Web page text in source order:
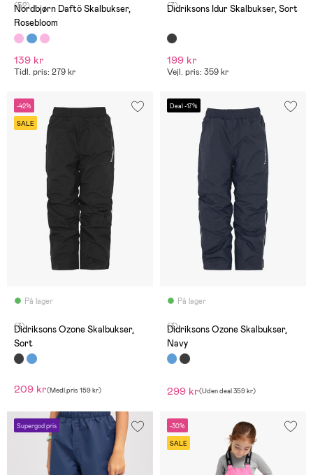
(52)
Nordbjørn Daftö Skalbukser,
Rosebloom
139 kr
Tidl. pris: 279 kr
(7)
Didriksons Idur Skalbukser, Sort
199 kr
Vejl. pris: 359 kr
-42%
SALE
På lager
(3)
Didriksons Ozone Skalbukser,
Sort
209 kr(Medl.pris 159 kr)
Deal -17%
På lager
(3)
Didriksons Ozone Skalbukser,
Navy
299 kr(Uden deal359 kr)
Supergod pris -30%
SALE